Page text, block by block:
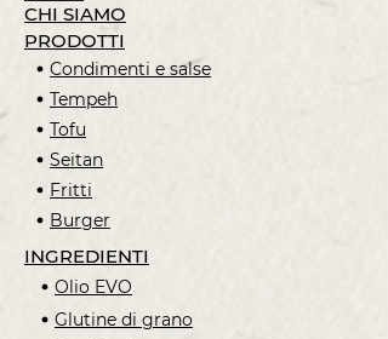
CHI SIAMO
PRODOTTI
Condimenti e salse
Tempeh
Tofu
Seitan
Fritti
Burger
INGREDIENTI
Olio EVO
Glutine di grano